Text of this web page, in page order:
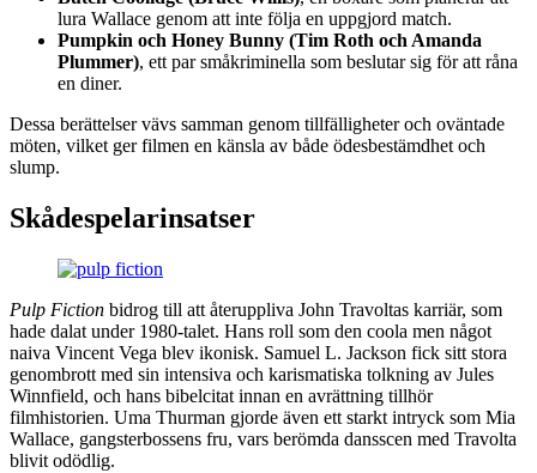
lura Wallace genom att inte följa en uppgjord match.
Pumpkin och Honey Bunny (Tim Roth och Amanda
Plummer), ett par småkriminella som beslutar sig för att råna
en diner.
Dessa berättelser vävs samman genom tillfälligheter och oväntade
möten, vilket ger filmen en känsla av både ödesbestämdhet och
slump.
Skådespelarinsatser
Pulp Fiction bidrog till att återuppliva John Travoltas karriär, som
hade dalat under 1980-talet. Hans roll som den coola men något
naiva Vincent Vega blev ikonisk. Samuel L. Jackson fick sitt stora
genombrott med sin intensiva och karismatiska tolkning av Jules
Winnfield, och hans bibelcitat innan en avrättning tillhör
filmhistorien. Uma Thurman gjorde även ett starkt intryck som Mia
Wallace, gangsterbossens fru, vars berömda dansscen med Travolta
blivit odödlig.